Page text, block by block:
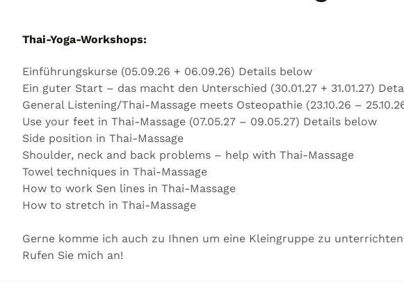
Thai-Yoga-Workshops:
Einführungskurse (05.09.26 + 06.09.26) Details below
Ein guter Start – das macht den Unterschied (30.01.27 + 31.01.27)
General Listening/Thai-Massage meets Osteopathie (23.10.26 –
Use your feet in Thai-Massage (07.05.27 – 09.05.27) Details below
Side position in Thai-Massage
Shoulder, neck and back problems – help with Thai-Massage
Towel techniques in Thai-Massage
How to work Sen lines in Thai-Massage
How to stretch in Thai-Massage
Gerne komme ich auch zu Ihnen um eine Kleingruppe zu
Rufen Sie mich an!